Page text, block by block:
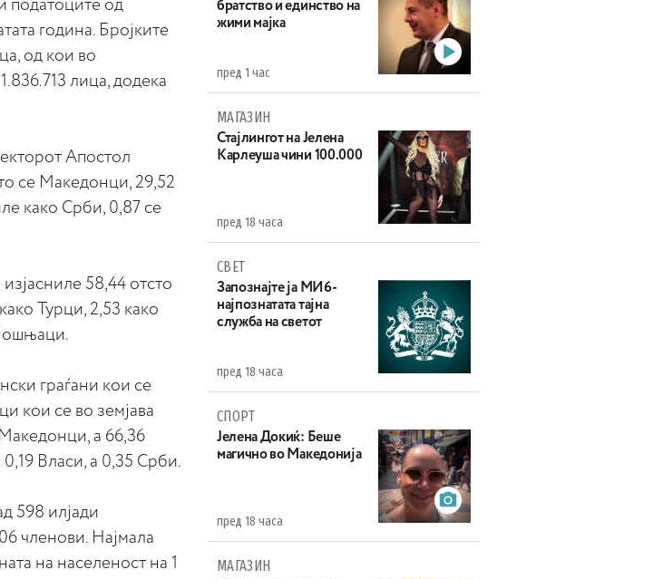
податоците од
година. Бројките
од кои во
лица, додека
Апостол
се Македонци, 29,52
како Срби, 0,87 се
58,44 отсто
Турци, 2,53 како
граѓани кои се
кои се во земјава
а 66,36
Власи, а 0,35 Срби.
598 илјади
членови. Најмала
на населеност на 1
братство и единство на
жими мајка
пред 1 час
МАГАЗИН
Стајлингот на Јелена
Карлеуша чини 100.000
пред 18 часа
СВЕТ
Запознајте ја МИ6-
најпознатата тајна
служба на светот
пред 18 часа
СПОРТ
Јелена Докиќ: Беше
магично во Македонија
пред 18 часа
МАГАЗИН